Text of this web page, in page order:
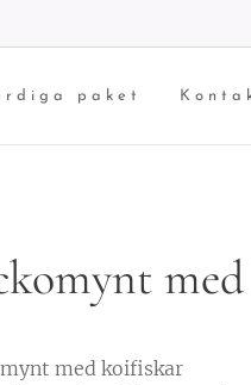
paket
med koifiskar